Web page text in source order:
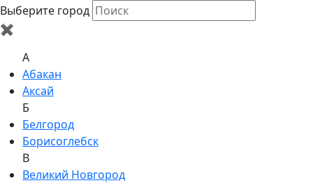
Выберите город
✖
A
Абакан
Аксай
Б
Белгород
Борисоглебск
В
Великий Новгород